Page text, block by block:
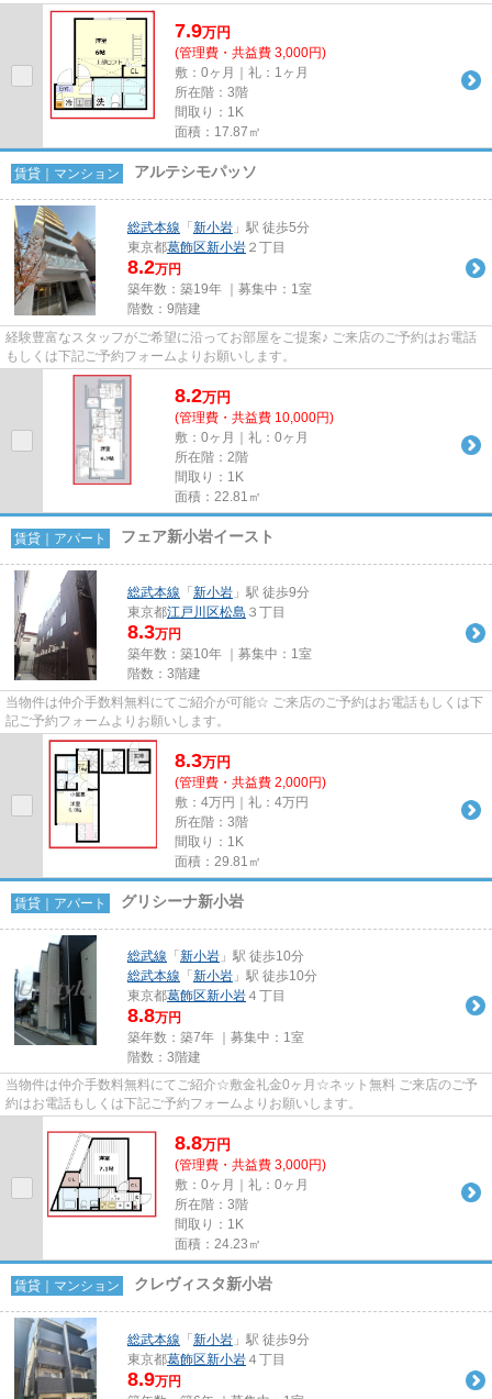
7.9万円
(管理費・共益費 3,000円)
敷：0ヶ月｜礼：1ヶ月
所在階：3階
間取り：1K
面積：17.87㎡
賃貸｜マンション アルテシモパッソ
総武本線 「 新小岩 」駅 徒歩5分
東京都葛飾区新小岩 ２丁目
8.2万円
築年数：築19年 ｜募集中： 1室
階数：9階建
経験豊富なスタッフがご希望に沿ってお部屋をご提案♪ ご来店のご予約はお電話
もしくは下記ご予約フォームよりお願いします。
8.2万円
(管理費・共益費 10,000円)
敷：0ヶ月｜礼：0ヶ月
所在階：2階
間取り：1K
面積：22.81㎡
賃貸｜アパート フェア新小岩イースト
総武本線 「 新小岩 」駅 徒歩9分
東京都江戸川区松島 ３丁目
8.3万円
築年数：築10年 ｜募集中： 1室
階数：3階建
当物件は仲介手数料無料にてご紹介が可能☆ ご来店のご予約はお電話もしくは下
記ご予約フォームよりお願いします。
8.3万円
(管理費・共益費 2,000円)
敷：4万円｜礼：4万円
所在階：3階
間取り：1K
面積：29.81㎡
賃貸｜アパート グリシーナ新小岩
総武線 「 新小岩 」駅 徒歩10分
総武本線 「 新小岩 」駅 徒歩10分
東京都葛飾区新小岩 ４丁目
8.8万円
築年数：築7年 ｜募集中： 1室
階数：3階建
当物件は仲介手数料無料にてご紹介☆敷金礼金0ヶ月☆ネット無料 ご来店のご予
約はお電話もしくは下記ご予約フォームよりお願いします。
8.8万円
(管理費・共益費 3,000円)
敷：0ヶ月｜礼：0ヶ月
所在階：3階
間取り：1K
面積：24.23㎡
賃貸｜マンション クレヴィスタ新小岩
総武本線 「 新小岩 」駅 徒歩9分
東京都葛飾区新小岩 ４丁目
8.9万円